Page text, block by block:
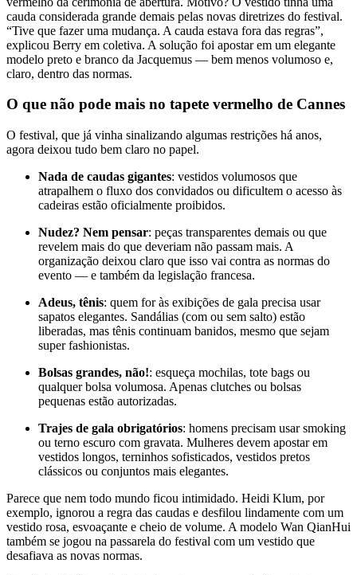
cauda considerada grande demais pelas novas diretrizes do festival.
“Tive que fazer uma mudança. A cauda estava fora das regras”,
explicou Berry em coletiva. A solução foi apostar em um elegante
modelo preto e branco da Jacquemus — bem menos volumoso e,
claro, dentro das normas.
O que não pode mais no tapete vermelho de Cannes
O festival, que já vinha sinalizando algumas restrições há anos,
agora deixou tudo bem claro no papel.
Nada de caudas gigantes: vestidos volumosos que
atrapalhem o fluxo dos convidados ou dificultem o acesso às
cadeiras estão oficialmente proibidos.
Nudez? Nem pensar: peças transparentes demais ou que
revelem mais do que deveriam não passam mais. A
organização deixou claro que isso vai contra as normas do
evento — e também da legislação francesa.
Adeus, tênis: quem for às exibições de gala precisa usar
sapatos elegantes. Sandálias (com ou sem salto) estão
liberadas, mas tênis continuam banidos, mesmo que sejam
super fashionistas.
Bolsas grandes, não!: esqueça mochilas, tote bags ou
qualquer bolsa volumosa. Apenas clutches ou bolsas
pequenas estão autorizadas.
Trajes de gala obrigatórios: homens precisam usar smoking
ou terno escuro com gravata. Mulheres devem apostar em
vestidos longos, terninhos sofisticados, vestidos pretos
clássicos ou conjuntos mais elegantes.
Parece que nem todo mundo ficou intimidado. Heidi Klum, por
exemplo, ignorou a regra das caudas e desfilou lindamente com um
vestido rosa, esvoaçante e cheio de volume. A modelo Wan QianHui
também se jogou na passarela do festival com um vestido que
desafiava as novas normas.